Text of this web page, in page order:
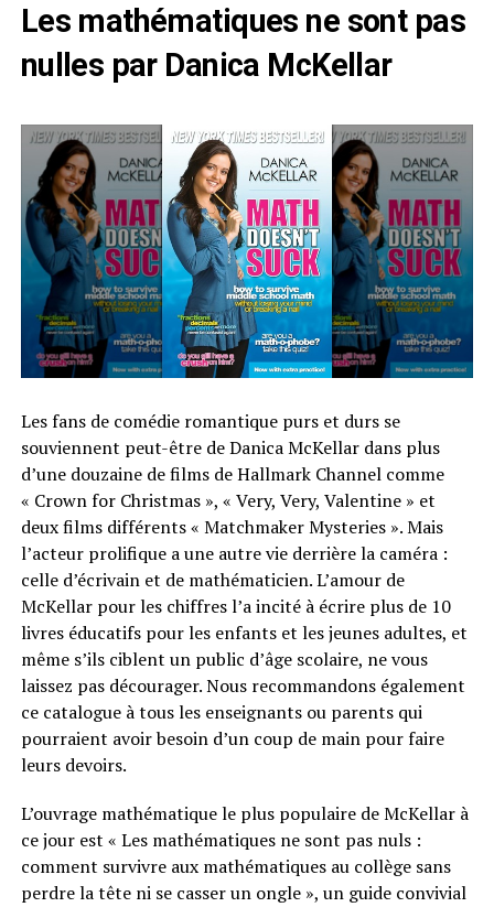
Les mathématiques ne sont pas
nulles par Danica McKellar
Les fans de comédie romantique purs et durs se
souviennent peut-être de Danica McKellar dans plus
d’une douzaine de films de Hallmark Channel comme
« Crown for Christmas », « Very, Very, Valentine » et
deux films différents « Matchmaker Mysteries ». Mais
l’acteur prolifique a une autre vie derrière la caméra :
celle d’écrivain et de mathématicien. L’amour de
McKellar pour les chiffres l’a incité à écrire plus de 10
livres éducatifs pour les enfants et les jeunes adultes, et
même s’ils ciblent un public d’âge scolaire, ne vous
laissez pas décourager. Nous recommandons également
ce catalogue à tous les enseignants ou parents qui
pourraient avoir besoin d’un coup de main pour faire
leurs devoirs.
L’ouvrage mathématique le plus populaire de McKellar à
ce jour est « Les mathématiques ne sont pas nuls :
comment survivre aux mathématiques au collège sans
perdre la tête ni se casser un ongle », un guide convivial